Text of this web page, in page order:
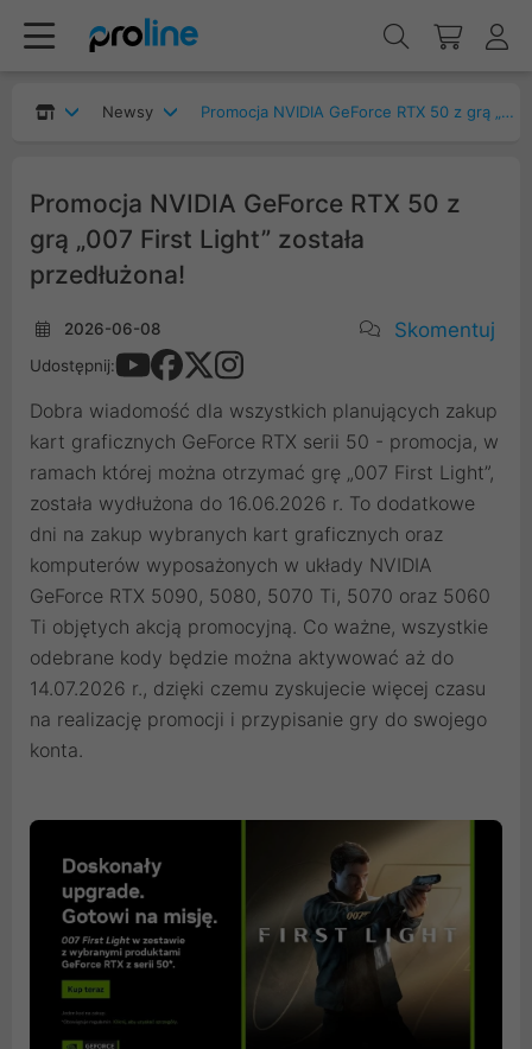
Newsy Promocja NVIDIA GeForce RTX 50 z grą „007 First Light” została przedłużona!
Promocja NVIDIA GeForce RTX 50 z
grą „007 First Light” została
przedłużona!
2026-06-08 Skomentuj
Udostępnij:
Dobra wiadomość dla wszystkich planujących zakup
kart graficznych GeForce RTX serii 50 - promocja, w
ramach której można otrzymać grę „007 First Light”,
została wydłużona do 16.06.2026 r. To dodatkowe
dni na zakup wybranych kart graficznych oraz
komputerów wyposażonych w układy NVIDIA
GeForce RTX 5090, 5080, 5070 Ti, 5070 oraz 5060
Ti objętych akcją promocyjną. Co ważne, wszystkie
odebrane kody będzie można aktywować aż do
14.07.2026 r., dzięki czemu zyskujecie więcej czasu
na realizację promocji i przypisanie gry do swojego
konta.